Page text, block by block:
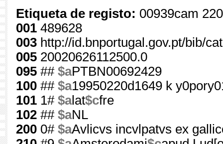
Etiqueta de registo: 00939cam
001 489628
003 http://id.bnportugal.gov.pt/bib/
005 20020626112500.0
095 ## $aPTBN00692429
100 ## $a19950220d1649 k
101 1# $alat$cfre
102 ## $aNL
200 0# $aAvlicvs incvlpatvs ex